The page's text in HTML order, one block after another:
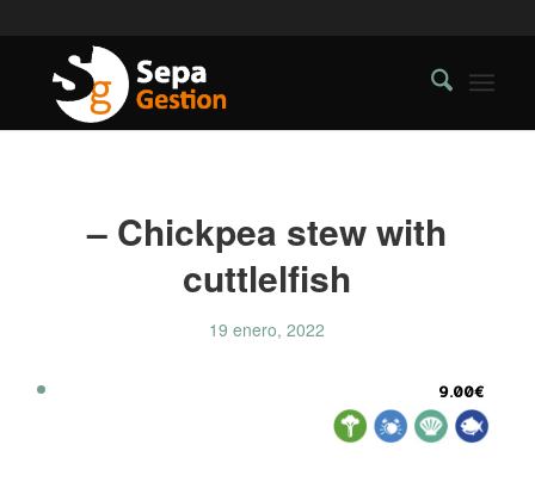
– Chickpea stew with
cuttlelfish
19 enero, 2022
9.00€